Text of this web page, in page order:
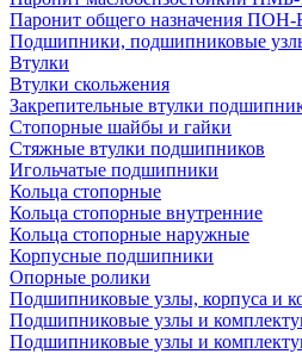
Паронит общего назначения ПОН-
Подшипники, подшипниковые
Втулки
Втулки скольжения
Закрепительные втулки
Стопорные шайбы и гайки
Стяжные втулки подшипников
Игольчатые подшипники
Кольца стопорные
Кольца стопорные внутренние
Кольца стопорные наружные
Корпусные подшипники
Опорные ролики
Подшипниковые узлы, корпуса и
Подшипниковые узлы и
Подшипниковые узлы и